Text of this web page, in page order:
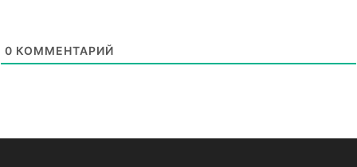
0 КОММЕНТАРИЙ